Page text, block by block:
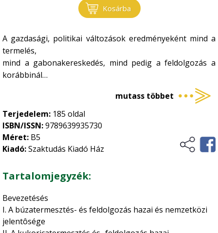
Általános növénytermesztés
• Növényvédelem
• Szőlészet-borászat
• Zöldségtermesztés
Ökológiai gazdálkodás
Történelem, kultúrtörténet
Üzleti élet, marketing
Vidékfejlesztés
Kosárba
A gazdasági, politikai változások eredményeként mind a
termelés,
mind a gabonakereskedés, mind pedig a feldolgozás a
korábbinál
sokszínűbb lett. Új vállalkozási formák jelentek meg
eredményeként, és ezzel egyidejűleg a felhasználás terén
is új igények,
lehetőségek merültek fel. A szerzők – több mint
harmincéves – tapasztalatuk
termékpálya
résztvevői számára fontosak.
mutass többet
Terjedelem: 185 oldal
ISBN/ISSN:9789639935730
Méret: B5
Kiadó:Szaktudás Kiadó Ház
Tartalomjegyzék:
Bevezetésés
I. A búzatermesztés- és feldolgozás hazai és nemzetközi
jelentôsége